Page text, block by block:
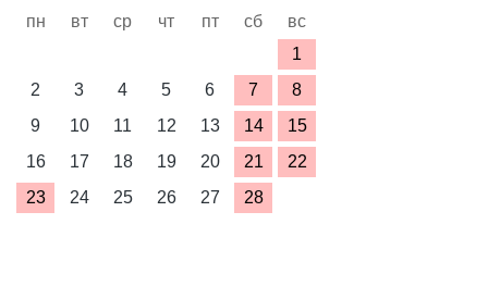
пн вт ср чт пт сб
вс
1
2
3 4 5 6 7
8
9
10 11 12 13 14
15
16
17 18 19 20 21
22
23
24 25 26 27 28